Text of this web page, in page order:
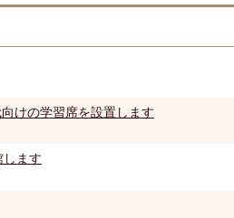
けの学習席を設置します
ます